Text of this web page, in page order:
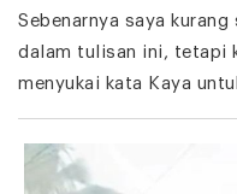
Sebenarnya saya kurang
dalam tulisan ini, tetapi
menyukai kata Kaya